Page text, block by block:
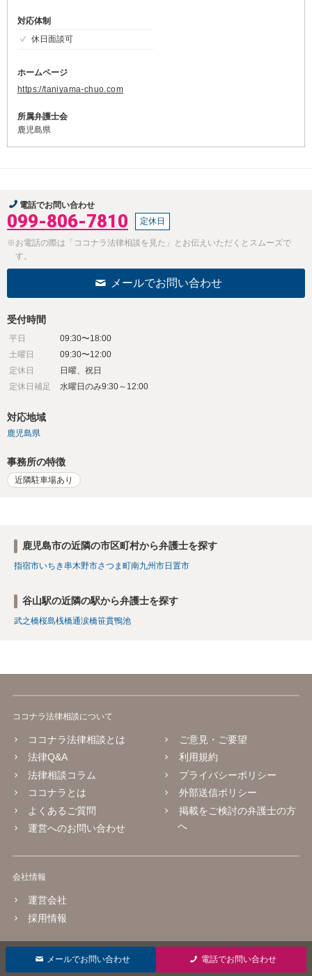
対応体制
休日面談可
ホームページ
https://taniyama-chuo.com
所属弁護士会
鹿児島県
電話でお問い合わせ
099-806-7810 定休日
※お電話の際は「ココナラ法律相談を見た」とお伝えいただくとスムーズで
す。
メールでお問い合わせ
受付時間
平日
09:30〜18:00
土曜日
09:30〜12:00
定休日
日曜、祝日
定休日補足
水曜日のみ9:30～12:00
対応地域
鹿児島県
事務所の特徴
近隣駐車場あり
鹿児島市の近隣の市区町村から弁護士を探す
指宿市いちき串木野市さつま町南九州市日置市
谷山駅の近隣の駅から弁護士を探す
武之橋桜島桟橋通涙橋笹貫鴨池
メールでお問い合わせ 電話でお問い合わせ
ココナラ法律相談について
ココナラ法律相談とは
法律Q&A
法律相談コラム
ココナラとは
よくあるご質問
運営へのお問い合わせ
ご意見・ご要望
利用規約
プライバシーポリシー
外部送信ポリシー
掲載をご検討の弁護士の方
へ
会社情報
運営会社
採用情報